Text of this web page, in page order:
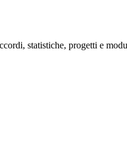
statistiche, progetti e